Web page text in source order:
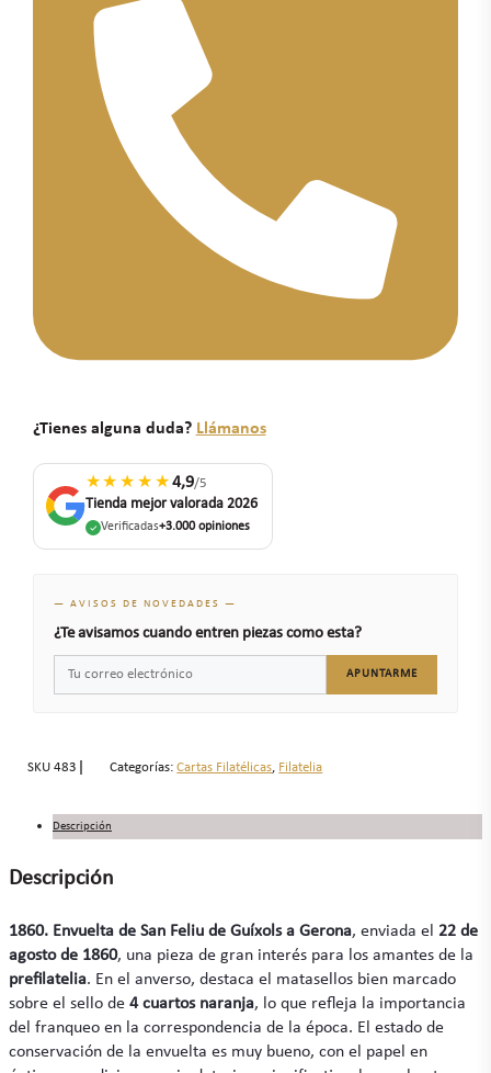
¿Tienes alguna duda? Llámanos
★★★★★4,9/5
Tienda mejor valorada 2026
Verificadas+3.000 opiniones
— AVISOS DE NOVEDADES —
¿Te avisamos cuando entren piezas como esta?
APUNTARME
SKU483 Categorías: Cartas Filatélicas, Filatelia
Descripción
Descripción
1860. Envuelta de San Feliu de Guíxols a Gerona, enviada el 22 de
agosto de 1860, una pieza de gran interés para los amantes de la
prefilatelia. En el anverso, destaca el matasellos bien marcado
sobre el sello de 4 cuartos naranja, lo que refleja la importancia
del franqueo en la correspondencia de la época. El estado de
conservación de la envuelta es muy bueno, con el papel en